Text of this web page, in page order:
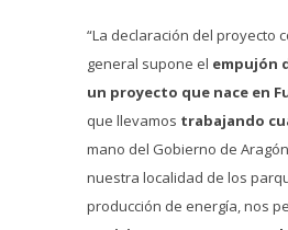
“La declaración del proyecto
general supone el empujón
un proyecto que nace en
que llevamos trabajando
mano del Gobierno de
nuestra localidad de los
producción de energía, nos